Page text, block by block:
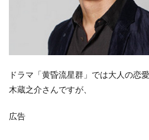
ドラマ「黄昏流星群」では大人の恋
木蔵之介さんですが、
広告